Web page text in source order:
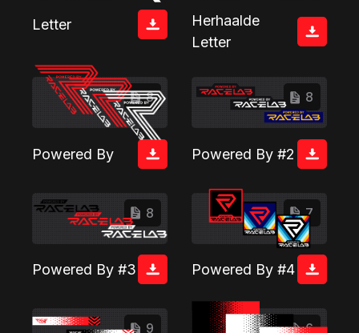
Letter
Herhaalde
Letter
8
Powered By
8
Powered By #2
8
Powered By #3
7
Powered By #4
9 6